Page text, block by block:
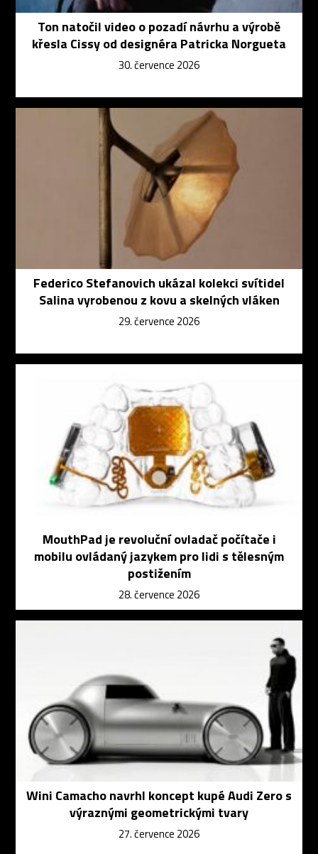
Ton natočil video o pozadí návrhu a výrobě
křesla Cissy od designéra Patricka Norgueta
30. července 2026
Federico Stefanovich ukázal kolekci svítidel
Salina vyrobenou z kovu a skelných vláken
29. července 2026
MouthPad je revoluční ovladač počítače i
mobilu ovládaný jazykem pro lidi s tělesným
postižením
28. července 2026
Wini Camacho navrhl koncept kupé Audi Zero s
výraznými geometrickými tvary
27. července 2026